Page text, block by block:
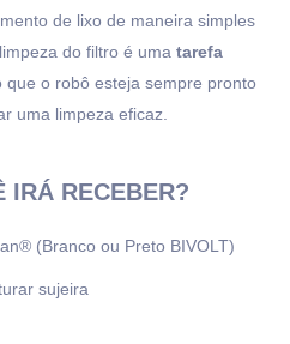
de lixo de maneira simples
do filtro é uma tarefa
que o robô esteja sempre pronto
uma limpeza eficaz.
IRÁ RECEBER?
(Branco ou Preto BIVOLT)
sujeira